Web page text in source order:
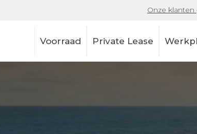
Onze
Voorraad Private Lease